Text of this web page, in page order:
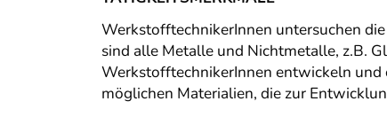
WerkstofftechnikerInnen untersuchen
sind alle Metalle und Nichtmetalle, z.B.
WerkstofftechnikerInnen entwickeln
möglichen Materialien, die zur